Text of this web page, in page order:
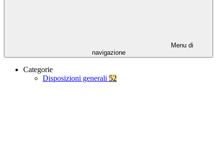
Menu di
navigazione
Categorie
Disposizioni generali 52